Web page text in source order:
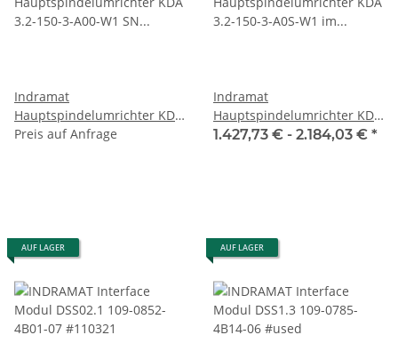
Indramat
Hauptspindelumrichter KDA
3.2-150-3-A00-W1 SN
Preis auf Anfrage
Indramat
Hauptspindelumrichter KDA
3.2-150-3-A0S-W1 im
1.427,73 € - 2.184,03 € *
AUF LAGER AUF LAGER